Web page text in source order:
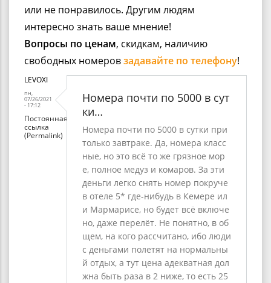
или не понравилось. Другим людям
интересно знать ваше мнение!
Вопросы по ценам, скидкам, наличию
свободных номеровзадавайте по телефону!
LEVOXI
пн,
07/26/2021
- 17:12
Постоянная
ссылка
(Permalink)
Номера почти по 5000 в сут
ки…
Номера почти по 5000 в сутки при
только завтраке. Да, номера класс
ные, но это всё то же грязное мор
е, полное медуз и комаров. За эти
деньги легко снять номер покруче
в отеле 5* где-нибудь в Кемере ил
и Мармарисе, но будет всё включе
но, даже перелёт. Не понятно, в об
щем, на кого рассчитано, ибо люди
с деньгами полетят на нормальны
й отдых, а тут цена адекватная дол
жна быть раза в 2 ниже, то есть 25